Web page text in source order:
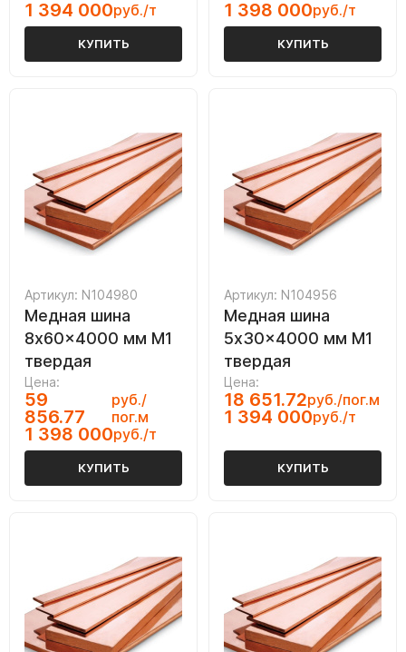
1 394 000руб./т
КУПИТЬ
1 398 000руб./т
КУПИТЬ
Артикул: N104980
Медная шина
8x60x4000 мм М1
твердая
Цена:
59
856.77
руб./
пог.м
1 398 000руб./т
КУПИТЬ
Артикул: N104956
Медная шина
5x30x4000 мм М1
твердая
Цена:
18 651.72руб./пог.м
1 394 000руб./т
КУПИТЬ